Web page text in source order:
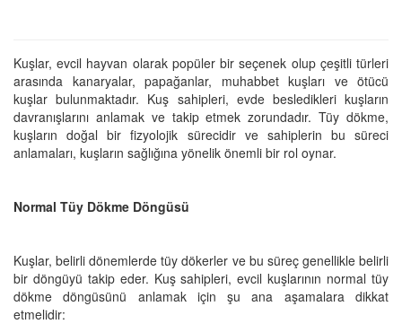
Kuşlar, evcil hayvan olarak popüler bir seçenek olup çeşitli türleri
arasında kanaryalar, papağanlar, muhabbet kuşları ve ötücü
kuşlar bulunmaktadır. Kuş sahipleri, evde besledikleri kuşların
davranışlarını anlamak ve takip etmek zorundadır. Tüy dökme,
kuşların doğal bir fizyolojik sürecidir ve sahiplerin bu süreci
anlamaları, kuşların sağlığına yönelik önemli bir rol oynar.
Normal Tüy Dökme Döngüsü
Kuşlar, belirli dönemlerde tüy dökerler ve bu süreç genellikle belirli
bir döngüyü takip eder. Kuş sahipleri, evcil kuşlarının normal tüy
dökme döngüsünü anlamak için şu ana aşamalara dikkat
etmelidir: